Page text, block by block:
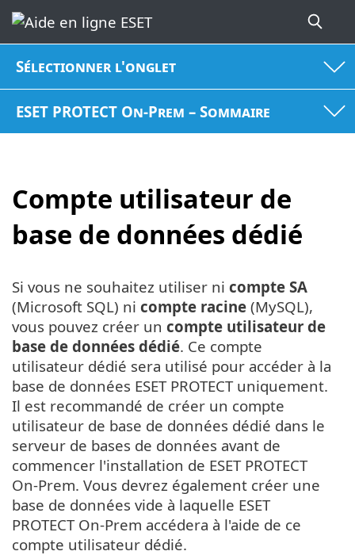
Sélectionner l'onglet
ESET PROTECT On-Prem – Sommaire
Compte utilisateur de
base de données dédié
Si vous ne souhaitez utiliser ni compte SA
(Microsoft SQL) ni compte racine (MySQL),
vous pouvez créer un compte utilisateur de
base de données dédié. Ce compte
utilisateur dédié sera utilisé pour accéder à la
base de données ESET PROTECT uniquement.
Il est recommandé de créer un compte
utilisateur de base de données dédié dans le
serveur de bases de données avant de
commencer l'installation de ESET PROTECT
On-Prem. Vous devrez également créer une
base de données vide à laquelle ESET
PROTECT On-Prem accédera à l'aide de ce
compte utilisateur dédié.